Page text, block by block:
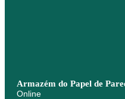
Armazém do Papel de
Online